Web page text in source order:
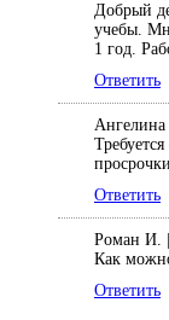
Добрый
учебы.
1 год.
Ответить
Ангелина |
Ответить
Роман И. |
Как
Ответить